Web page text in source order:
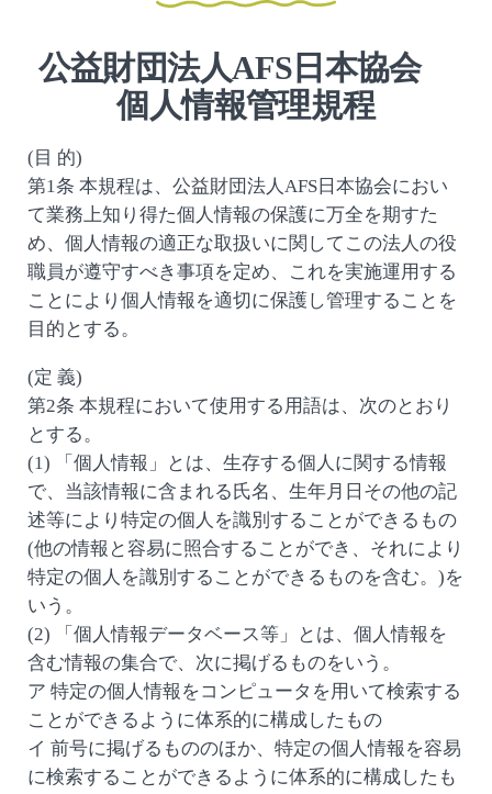
公益財団法人AFS日本協会
個人情報管理規程
(目 的)
第1条 本規程は、公益財団法人AFS日本協会におい
て業務上知り得た個人情報の保護に万全を期すた
め、個人情報の適正な取扱いに関してこの法人の役
職員が遵守すべき事項を定め、これを実施運用する
ことにより個人情報を適切に保護し管理することを
目的とする。
(定 義)
第2条 本規程において使用する用語は、次のとおり
とする。
(1) 「個人情報」とは、生存する個人に関する情報
で、当該情報に含まれる氏名、生年月日その他の記
述等により特定の個人を識別することができるもの
(他の情報と容易に照合することができ、それにより
特定の個人を識別することができるものを含む。)を
いう。
(2) 「個人情報データベース等」とは、個人情報を
含む情報の集合で、次に掲げるものをいう。
ア 特定の個人情報をコンピュータを用いて検索する
ことができるように体系的に構成したもの
イ 前号に掲げるもののほか、特定の個人情報を容易
に検索することができるように体系的に構成したも